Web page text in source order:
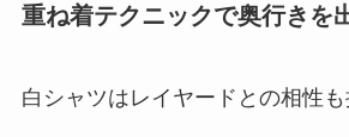
重ね着テクニックで奥行きを
白シャツはレイヤードとの相性も